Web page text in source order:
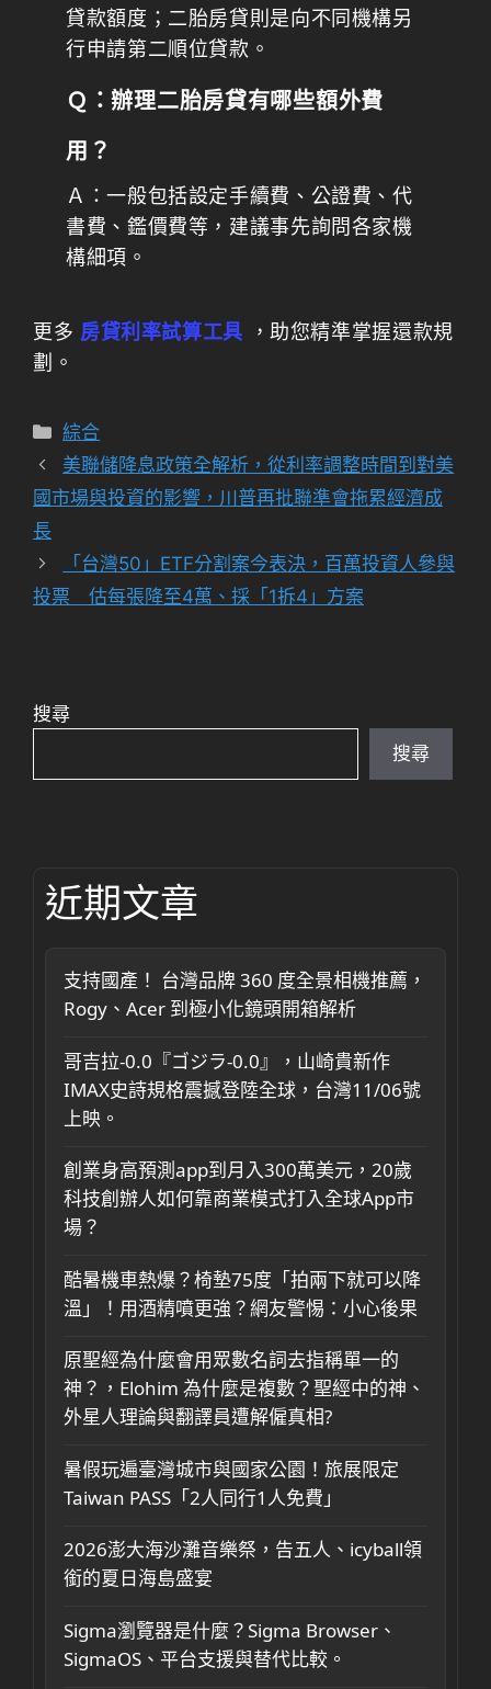
貸款額度；二胎房貸則是向不同機構另
行申請第二順位貸款。
Ｑ：辦理二胎房貸有哪些額外費
用？
Ａ：一般包括設定手續費、公證費、代
書費、鑑價費等，建議事先詢問各家機
構細項。
更多 房貸利率試算工具 ，助您精準掌握還款規
劃。
分
類
綜合
美聯儲降息政策全解析，從利率調整時間到對美
國市場與投資的影響，川普再批聯準會拖累經濟成
長
「台灣50」ETF分割案今表決，百萬投資人參與
投票 估每張降至4萬、採「1拆4」方案
搜尋
搜尋
近期文章
支持國產！ 台灣品牌 360 度全景相機推薦，
Rogy、Acer 到極小化鏡頭開箱解析
哥吉拉-0.0『ゴジラ-0.0』，山崎貴新作
IMAX史詩規格震撼登陸全球，台灣11/06號
上映。
創業身高預測app到月入300萬美元，20歲
科技創辦人如何靠商業模式打入全球App市
場？
酷暑機車熱爆？椅墊75度「拍兩下就可以降
溫」！用酒精噴更強？網友警惕：小心後果
原聖經為什麼會用眾數名詞去指稱單一的
神？，Elohim 為什麼是複數？聖經中的神、
外星人理論與翻譯員遭解僱真相?
暑假玩遍臺灣城市與國家公園！旅展限定
Taiwan PASS「2人同行1人免費」
2026澎大海沙灘音樂祭，告五人、icyball領
銜的夏日海島盛宴
Sigma瀏覽器是什麼？Sigma Browser、
SigmaOS、平台支援與替代比較。